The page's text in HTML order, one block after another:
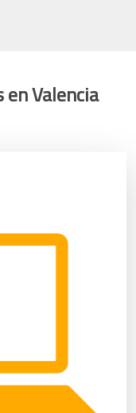
Valencia
nuestros
a sus